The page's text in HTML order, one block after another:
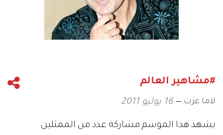
#مشاهير العالم
لاما عزت 16 يوليو 2011
يشهد هذا الموسم مشاركة عدد من الممثلين